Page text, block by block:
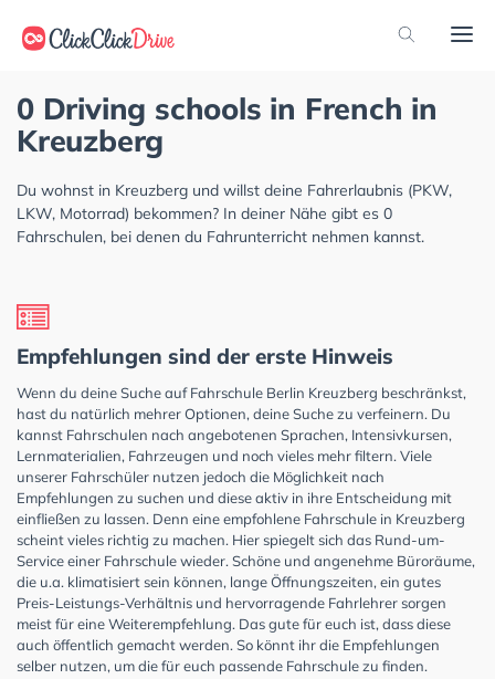
0 Driving schools in French in
Kreuzberg
Du wohnst in Kreuzberg und willst deine Fahrerlaubnis (PKW,
LKW, Motorrad) bekommen? In deiner Nähe gibt es 0
Fahrschulen, bei denen du Fahrunterricht nehmen kannst.
Empfehlungen sind der erste Hinweis
Wenn du deine Suche auf Fahrschule Berlin Kreuzberg beschränkst,
hast du natürlich mehrer Optionen, deine Suche zu verfeinern. Du
kannst Fahrschulen nach angebotenen Sprachen, Intensivkursen,
Lernmaterialien, Fahrzeugen und noch vieles mehr filtern. Viele
unserer Fahrschüler nutzen jedoch die Möglichkeit nach
Empfehlungen zu suchen und diese aktiv in ihre Entscheidung mit
einfließen zu lassen. Denn eine empfohlene Fahrschule in Kreuzberg
scheint vieles richtig zu machen. Hier spiegelt sich das Rund-um-
Service einer Fahrschule wieder. Schöne und angenehme Büroräume,
die u.a. klimatisiert sein können, lange Öffnungszeiten, ein gutes
Preis-Leistungs-Verhältnis und hervorragende Fahrlehrer sorgen
meist für eine Weiterempfehlung. Das gute für euch ist, dass diese
auch öffentlich gemacht werden. So könnt ihr die Empfehlungen
selber nutzen, um die für euch passende Fahrschule zu finden.